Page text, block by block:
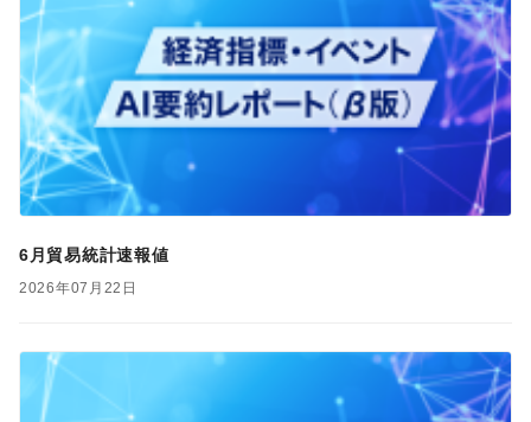
6月貿易統計速報値
2026年07月22日